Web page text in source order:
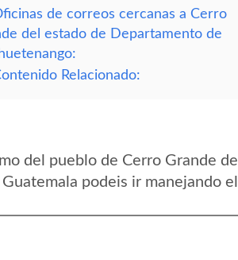
de correos cercanas a Cerro
del estado de Departamento de
Relacionado:
del pueblo de Cerro Grande del
podeis ir manejando el